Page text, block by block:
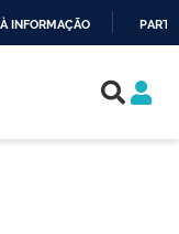
INFORMAÇÃO